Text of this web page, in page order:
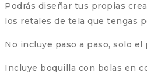
Podrás diseñar tus propias
los retales de tela que tengas
No incluye paso a paso, solo el
Incluye boquilla con bolas en